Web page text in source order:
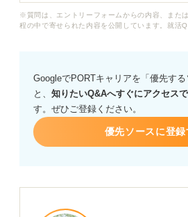
り、公認会計士などの難関資格の取
とかでしょうか？ ありきたりです
※質問は、エントリーフォームからの内容、また
程の中で寄せられた内容を公開しています。就活
GoogleでPORTキャリアを「優先す
と、 知りたいQ&Aへすぐにアクセス
す。ぜひご登録ください。
優先ソースに登録